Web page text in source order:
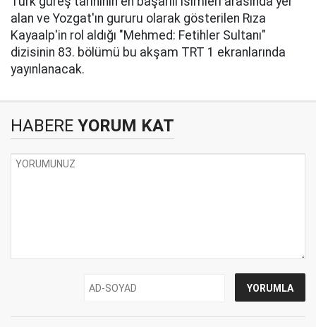
alan ve Yozgat'ın gururu olarak gösterilen Rıza
Kayaalp'in rol aldığı "Mehmed: Fetihler Sultanı"
dizisinin 83. bölümü bu akşam TRT 1 ekranlarında
yayınlanacak.
HABERE YORUM KAT